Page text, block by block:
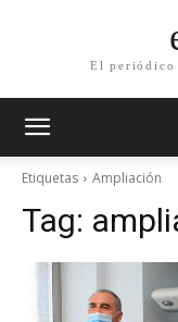
El periódico
Etiquetas Ampliación
Tag: